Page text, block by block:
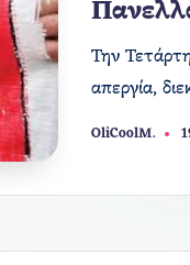
Την
απεργία,
Συγγραφέας:
OliCoolM.